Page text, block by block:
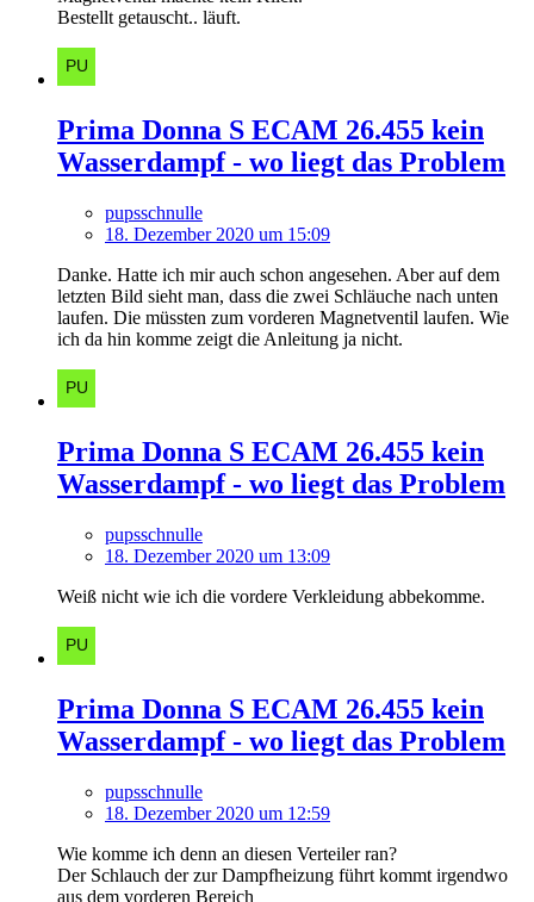
Bestellt getauscht.. läuft.
Prima Donna S ECAM 26.455 kein
Wasserdampf - wo liegt das Problem
pupsschnulle
18. Dezember 2020 um 15:09
Danke. Hatte ich mir auch schon angesehen. Aber auf dem
letzten Bild sieht man, dass die zwei Schläuche nach unten
laufen. Die müssten zum vorderen Magnetventil laufen. Wie
ich da hin komme zeigt die Anleitung ja nicht.
Prima Donna S ECAM 26.455 kein
Wasserdampf - wo liegt das Problem
pupsschnulle
18. Dezember 2020 um 13:09
Weiß nicht wie ich die vordere Verkleidung abbekomme.
Prima Donna S ECAM 26.455 kein
Wasserdampf - wo liegt das Problem
pupsschnulle
18. Dezember 2020 um 12:59
Wie komme ich denn an diesen Verteiler ran?
Der Schlauch der zur Dampfheizung führt kommt irgendwo
aus dem vorderen Bereich